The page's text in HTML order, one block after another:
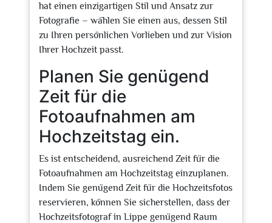
hat einen einzigartigen Stil und Ansatz zur
Fotografie – wählen Sie einen aus, dessen Stil
zu Ihren persönlichen Vorlieben und zur Vision
Ihrer Hochzeit passt.
Planen Sie genügend
Zeit für die
Fotoaufnahmen am
Hochzeitstag ein.
Es ist entscheidend, ausreichend Zeit für die
Fotoaufnahmen am Hochzeitstag einzuplanen.
Indem Sie genügend Zeit für die Hochzeitsfotos
reservieren, können Sie sicherstellen, dass der
Hochzeitsfotograf in Lippe genügend Raum